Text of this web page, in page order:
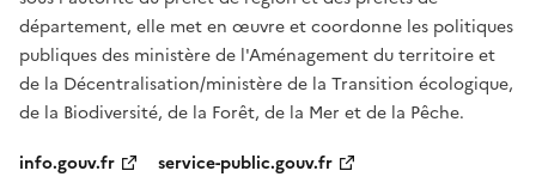
département, elle met en œuvre et coordonne les politiques
publiques des ministère de l'Aménagement du territoire et
de la Décentralisation/ministère de la Transition écologique,
de la Biodiversité, de la Forêt, de la Mer et de la Pêche.
info.gouv.fr
service-public.gouv.fr